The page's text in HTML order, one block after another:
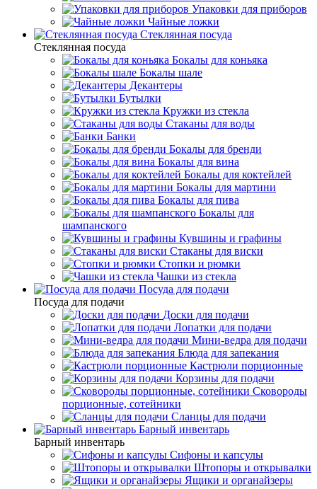
Упаковки для приборов
Чайные ложки
Стеклянная посуда
Стеклянная посуда
Бокалы для коньяка
Бокалы шале
Декантеры
Бутылки
Кружки из стекла
Стаканы для воды
Банки
Бокалы для бренди
Бокалы для вина
Бокалы для коктейлей
Бокалы для мартини
Бокалы для пива
Бокалы для
шампанского
Кувшины и графины
Стаканы для виски
Стопки и рюмки
Чашки из стекла
Посуда для подачи
Посуда для подачи
Доски для подачи
Лопатки для подачи
Мини-ведра для подачи
Блюда для запекания
Кастрюли порционные
Корзины для подачи
Сковороды
порционные, сотейники
Сланцы для подачи
Барный инвентарь
Барный инвентарь
Сифоны и капсулы
Штопоры и открывалки
Ящики и органайзеры